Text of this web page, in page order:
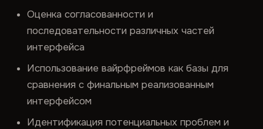
Оценка согласованности и
последовательности различных частей
интерфейса
Использование вайрфреймов как базы для
сравнения с финальным реализованным
интерфейсом
Идентификация потенциальных проблем и